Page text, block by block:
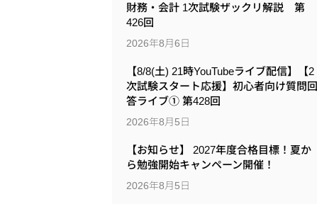
財務・会計 1次試験ザックリ解説 第
426回
2026年8月6日
【8/8(土) 21時YouTubeライブ配信】【2
次試験スタート応援】初心者向け質問回
答ライブ① 第428回
2026年8月5日
【お知らせ】 2027年度合格目標！夏か
ら勉強開始キャンペーン開催！
2026年8月5日